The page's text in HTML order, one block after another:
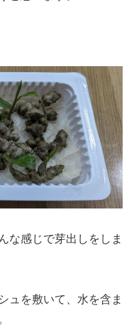
な感じで芽出しをしま
ュを敷いて、水を含ま